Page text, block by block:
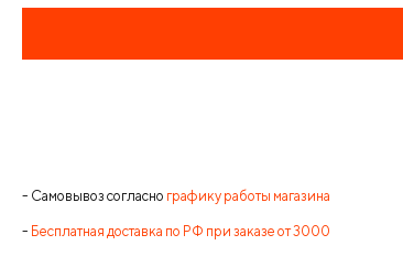
- Самовывоз согласно графику работы магазина
- Бесплатная доставка по РФ при заказе от 3000